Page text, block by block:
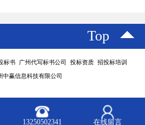
Top
标书 广州代写标书公司 投标资质 招投标培训
中赢信息科技有限公司
13250502341 在线留言